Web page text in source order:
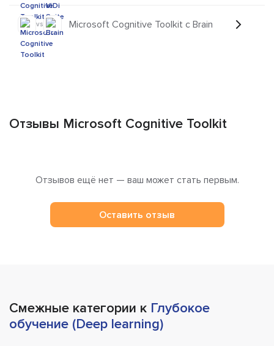
vs Microsoft Cognitive Toolkit с Brain
Отзывы Microsoft Cognitive Toolkit
Отзывов ещё нет — ваш может стать первым.
Оставить отзыв
Смежные категории к Глубокое
обучение (Deep learning)